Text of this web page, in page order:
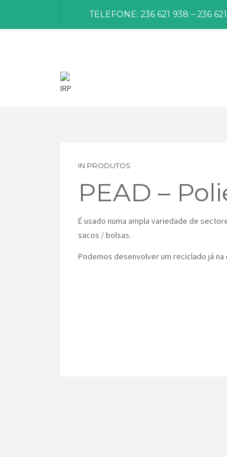
TELEFONE: 236 621
IN PRODUTOS
PEAD –
É usado numa ampla variedade de
sacos / bolsas.
Podemos desenvolver um reciclado já